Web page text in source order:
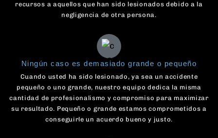
recursos a aquellos que han sido lesionados debido a la
negligencia de otra persona.
Ningún caso es demasiado grande o pequeño
Cuando usted ha sido lesionado, ya sea un accidente
pequeño o uno grande, nuestro equipo dedica la misma
cantidad de profesionalismo y compromiso para maximizar
su resultado. Pequeño o grande estamos comprometidos a
conseguirle un acuerdo bueno y justo.